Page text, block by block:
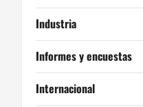
Industria
Informes y encuestas
Internacional